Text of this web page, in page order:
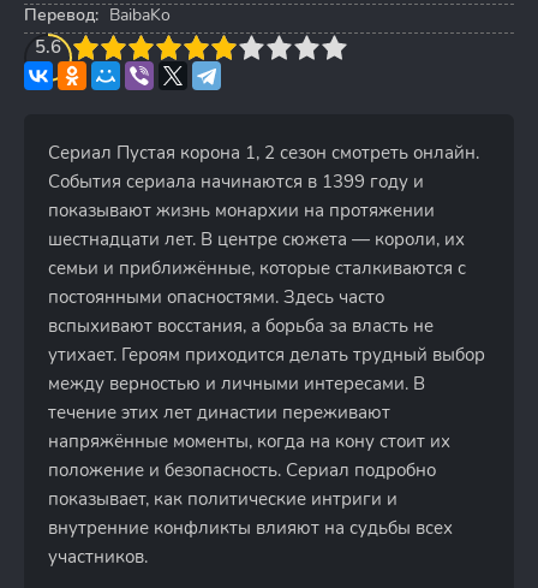
Перевод: BaibaKo
5.6
4 5 6 7 8 9 10
Сериал Пустая корона 1, 2 сезон смотреть онлайн.
События сериала начинаются в 1399 году и
показывают жизнь монархии на протяжении
шестнадцати лет. В центре сюжета — короли, их
семьи и приближённые, которые сталкиваются с
постоянными опасностями. Здесь часто
вспыхивают восстания, а борьба за власть не
утихает. Героям приходится делать трудный выбор
между верностью и личными интересами. В
течение этих лет династии переживают
напряжённые моменты, когда на кону стоит их
положение и безопасность. Сериал подробно
показывает, как политические интриги и
внутренние конфликты влияют на судьбы всех
участников.